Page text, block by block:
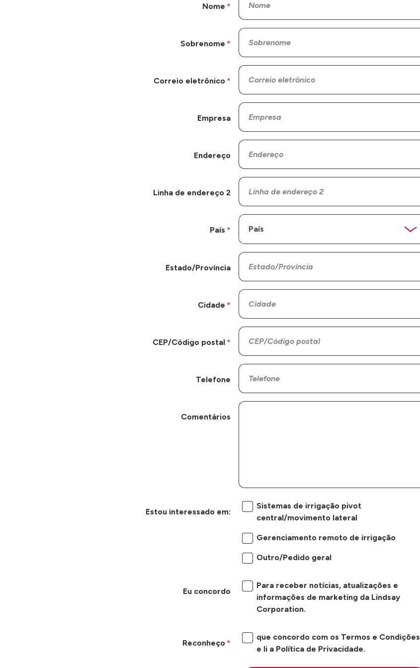
Nome
Sobrenome
Correio eletrônico
Empresa
Endereço
Linha de endereço 2
País
Estado/Província
Cidade
CEP/Código postal
Telefone
Comentários
Estou interessado em:
Sistemas de irrigação pivot
central/movimento lateral
Gerenciamento remoto de irrigação
Outro/Pedido geral
Eu concordo
Para receber notícias, atualizações e
informações de marketing da Lindsay
Corporation.
Reconheço
que concordo com os Termos e Condições
e li a Política de Privacidade.